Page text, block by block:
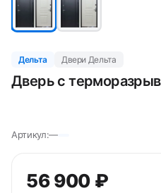
Дельта Двери Дельта
Дверь с
Артикул:—
56 900 ₽